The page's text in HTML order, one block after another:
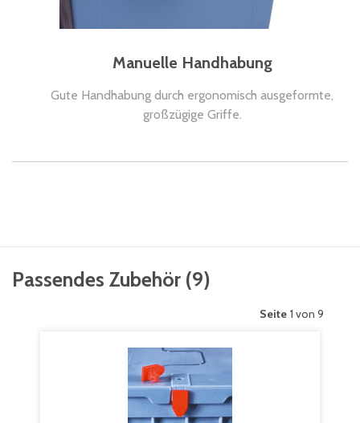
Manuelle Handhabung
Gute Handhabung durch ergonomisch ausgeformte,
großzügige Griffe.
Passendes Zubehör (9)
Seite 1 von 9